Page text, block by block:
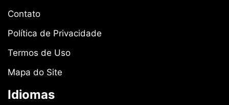
Contato
Política de Privacidade
Termos de Uso
Mapa do Site
Idiomas